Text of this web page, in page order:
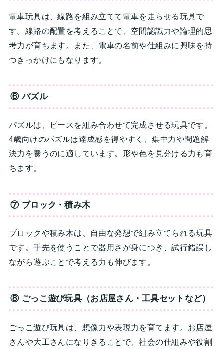
電車玩具は、線路を組み立てて電車を走らせる玩具で
す。線路の配置を考えることで、空間認識力や論理的思
考力が育ちます。また、電車の名前や仕組みに興味を持
つきっかけにもなります。
⑥ パズル
パズルは、ピースを組み合わせて完成させる玩具です。
4歳向けのパズルは達成感を得やすく、集中力や問題解
決力を養うのに適しています。形や色を見分ける力も育
ちます。
⑦ ブロック・積み木
ブロックや積み木は、自由な発想で組み立てられる玩具
です。手先を使うことで器用さが身につき、試行錯誤し
ながら遊ぶことで考える力も伸びます。
⑧ ごっこ遊び玩具（お店屋さん・工具セットなど）
ごっこ遊び玩具は、想像力や表現力を育てます。お店屋
さんや大工さんになりきることで、社会の仕組みや役割